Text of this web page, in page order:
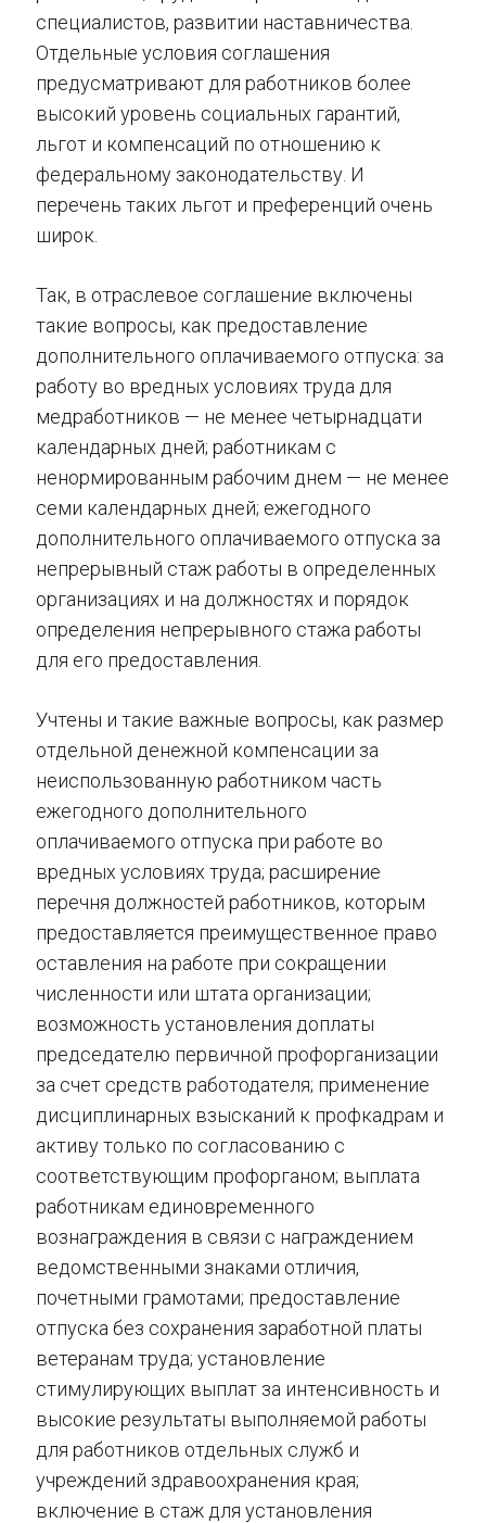
специалистов, развитии наставничества.
Отдельные условия соглашения
предусматривают для работников более
высокий уровень социальных гарантий,
льгот и компенсаций по отношению к
федеральному законодательству. И
перечень таких льгот и преференций очень
широк.
Так, в отраслевое соглашение включены
такие вопросы, как предоставление
дополнительного оплачиваемого отпуска: за
работу во вредных условиях труда для
медработников — не менее четырнадцати
календарных дней; работникам с
ненормированным рабочим днем — не менее
семи календарных дней; ежегодного
дополнительного оплачиваемого отпуска за
непрерывный стаж работы в определенных
организациях и на должностях и порядок
определения непрерывного стажа работы
для его предоставления.
Учтены и такие важные вопросы, как размер
отдельной денежной компенсации за
неиспользованную работником часть
ежегодного дополнительного
оплачиваемого отпуска при работе во
вредных условиях труда; расширение
перечня должностей работников, которым
предоставляется преимущественное право
оставления на работе при сокращении
численности или штата организации;
возможность установления доплаты
председателю первичной профорганизации
за счет средств работодателя; применение
дисциплинарных взысканий к профкадрам и
активу только по согласованию с
соответствующим профорганом; выплата
работникам единовременного
вознаграждения в связи с награждением
ведомственными знаками отличия,
почетными грамотами; предоставление
отпуска без сохранения заработной платы
ветеранам труда; установление
стимулирующих выплат за интенсивность и
высокие результаты выполняемой работы
для работников отдельных служб и
учреждений здравоохранения края;
включение в стаж для установления